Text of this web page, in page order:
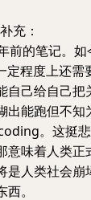
充：
前的笔记。
定程度上还需
自己给自己
出能跑但不
。这挺
意味着人类
是人类社会崩
。